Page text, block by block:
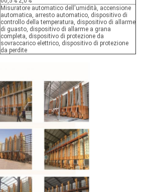
Misuratore automatico dell'umidità, accensione
automatica, arresto automatico, dispositivo di
controllo della temperatura, dispositivo di allarme
di guasto, dispositivo di allarme a grana
completa, dispositivo di protezione da
sovraccarico elettrico, dispositivo di protezione
da perdite